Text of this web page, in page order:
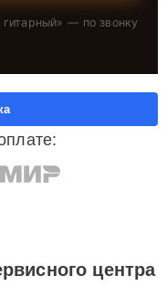
гитарный» — по звонку
центра